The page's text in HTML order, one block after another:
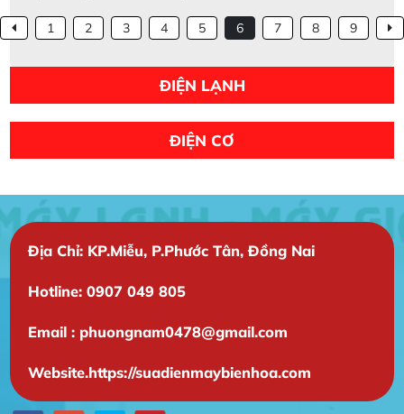
1 2 3 4 5 6 7 8 9
ĐIỆN LẠNH
ĐIỆN CƠ
Địa Chỉ: KP.Miễu, P.Phước Tân, Đồng Nai
Hotline: 0907 049 805
Email : phuongnam0478@gmail.com
Website.https://suadienmaybienhoa.com